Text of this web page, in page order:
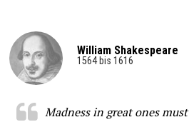
William Shakespeare
1564 bis 1616
Madness in great ones